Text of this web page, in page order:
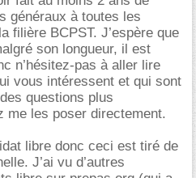
généraux à toutes les
filière BCPST. J’espère que
son longueur, il est
n’hésitez-pas à aller lire
vous intéressent et qui sont
questions plus
me les poser directement.
libre donc ceci est tiré de
J’ai vu d’autres